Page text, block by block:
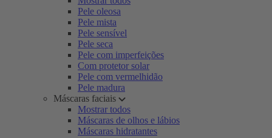
Pele oleosa
Pele mista
Pele sensível
Pele seca
Pele com imperfeições
Com protetor solar
Pele com vermelhidão
Pele madura
Máscaras faciais
Mostrar todos
Máscaras de olhos e lábios
Máscaras hidratantes